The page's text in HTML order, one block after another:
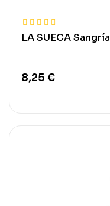
LA SUECA Sangría
8,25 €